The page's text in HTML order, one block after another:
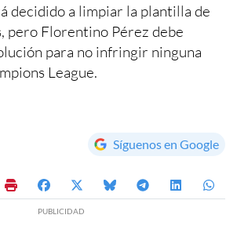
decidido a limpiar la plantilla de
pero Florentino Pérez debe
para no infringir ninguna
League.
Síguenos en Google